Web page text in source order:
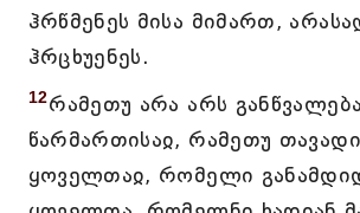
ჰრწმენეს მისა მიმართ,
ჰრცხუენეს.
12რამეთუ არა არს
წარმართისაჲ, რამეთუ
ყოველთაჲ, რომელი